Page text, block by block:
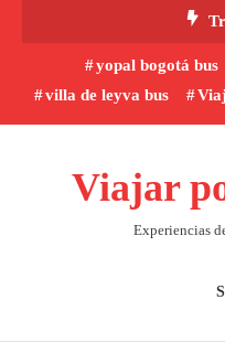
yopal bogotá bus
villa de leyva bus
Viajar
Experiencias